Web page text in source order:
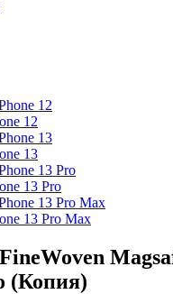
12
13
13 Pro
13 Pro Max
(Копия)